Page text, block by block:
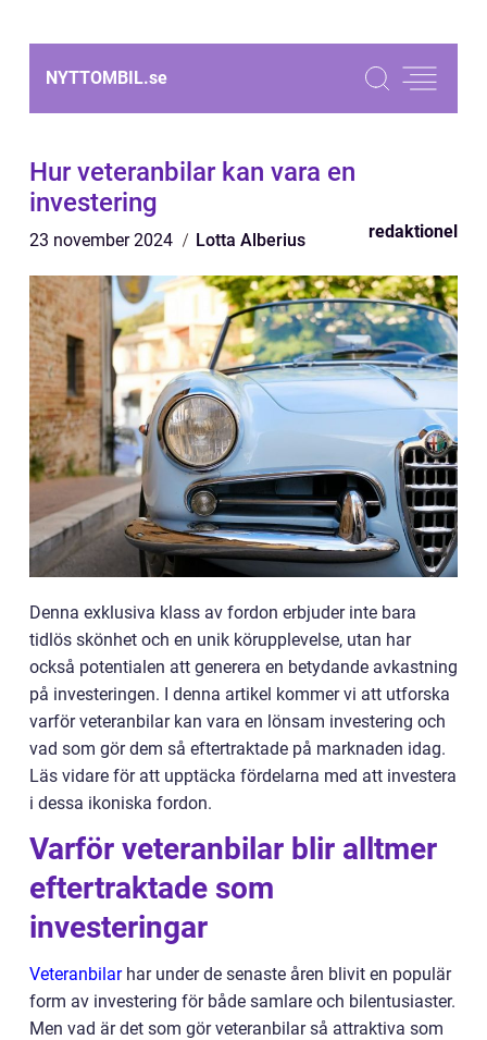
NYTTOMBIL.se
Hur veteranbilar kan vara en
investering
23 november 2024 Lotta Alberius redaktionel
Denna exklusiva klass av fordon erbjuder inte bara
tidlös skönhet och en unik körupplevelse, utan har
också potentialen att generera en betydande avkastning
på investeringen. I denna artikel kommer vi att utforska
varför veteranbilar kan vara en lönsam investering och
vad som gör dem så eftertraktade på marknaden idag.
Läs vidare för att upptäcka fördelarna med att investera
i dessa ikoniska fordon.
Varför veteranbilar blir alltmer
eftertraktade som
investeringar
Veteranbilarhar under de senaste åren blivit en populär
form av investering för både samlare och bilentusiaster.
Men vad är det som gör veteranbilar så attraktiva som